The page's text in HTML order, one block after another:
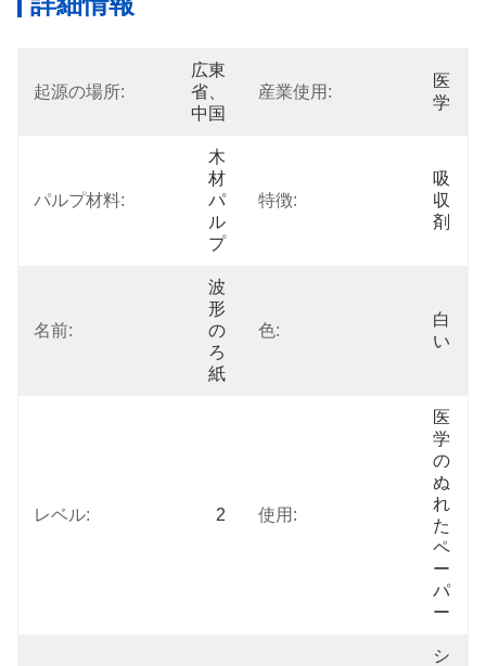
起源の場所:
広東
省、
中国
産業使用:
医
学
パルプ材料:
木
材
パ
ル
プ
特徴:
吸
収
剤
名前:
波
形
の
ろ
紙
色:
白
い
レベル: 2 使用:
医
学
の
ぬ
れ
た
ペ
ー
パ
ー
シ